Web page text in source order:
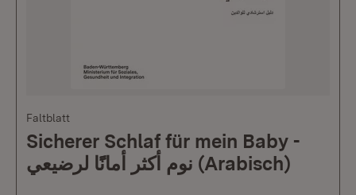
Faltblatt
Sicherer Schlaf für mein Baby -
نوم أكثر أمانًًا لرضيعي (Arabisch)